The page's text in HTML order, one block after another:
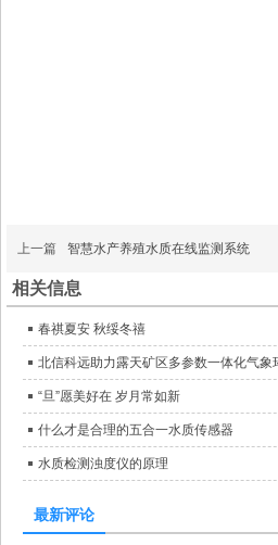
上一篇 智慧水产养殖水质在线监测系统
相关信息
春祺夏安 秋绥冬禧
北信科远助力露天矿区多参数一体化气
“旦”愿美好在 岁月常如新
什么才是合理的五合一水质传感器
水质检测浊度仪的原理
最新评论